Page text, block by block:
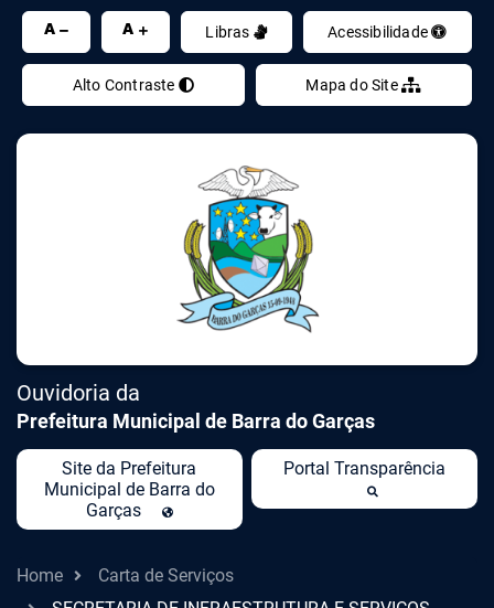
A A Libras Acessibilidade
Alto Contraste Mapa do Site
Ouvidoria da
Prefeitura Municipal de Barra do Garças
Site da Prefeitura
Municipal de Barra do
Garças
Portal Transparência
Home
Carta de Serviços